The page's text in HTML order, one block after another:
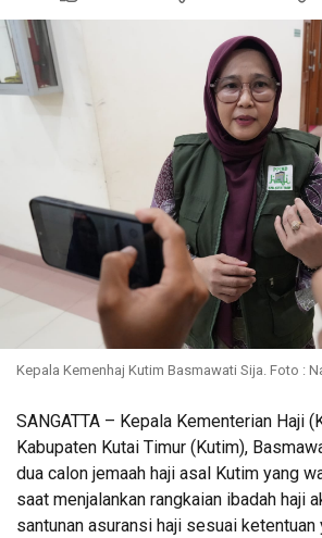
Kepala Kemenhaj Kutim Basmawati Sija. Foto :
SANGATTA – Kepala Kementerian Haji
Kabupaten Kutai Timur (Kutim),
dua calon jemaah haji asal Kutim yang
saat menjalankan rangkaian ibadah haji
santunan asuransi haji sesuai ketentuan